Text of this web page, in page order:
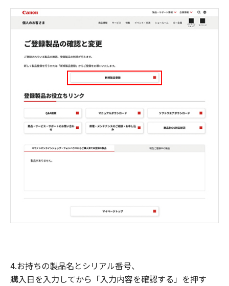
4.お持ちの製品名とシリアル番号、
購入日を入力してから「入力内容を確認する」を押す